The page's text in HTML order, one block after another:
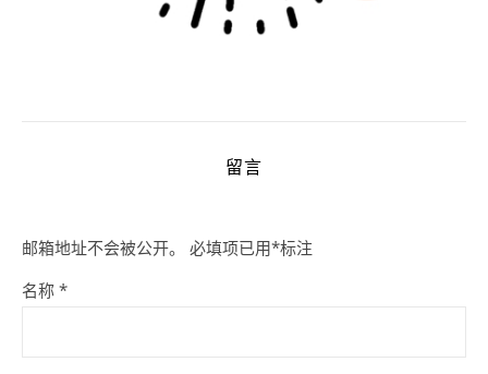
留言
邮箱地址不会被公开。 必填项已用*标注
名称 *